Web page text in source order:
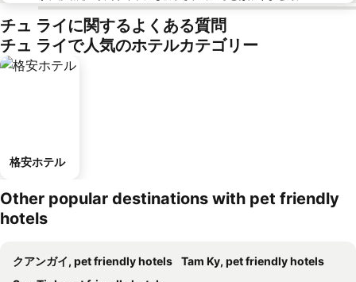
チュ ライに関するよくある質問
チュ ライで人気のホテルカテゴリー
格安ホテル
Other popular destinations with pet friendly
hotels
クアンガイ, pet friendly hotels
Tam Ky, pet friendly hotels